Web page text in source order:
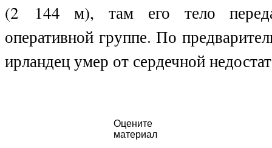
(2 144 м), там его тело
оперативной группе. По
ирландец умер от сердечной
Оцените
материал